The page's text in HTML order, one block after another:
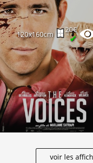
120x160cm
20€
✔
voir les